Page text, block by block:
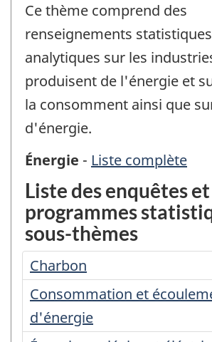
Ce thème comprend des
renseignements
analytiques sur les
produisent de l'énergie et
la consomment ainsi que
d'énergie.
Énergie - Liste complète
et
par
Liste des enquêtes et
programmes
sous-thèmes
Charbon
Consommation et
d'énergie